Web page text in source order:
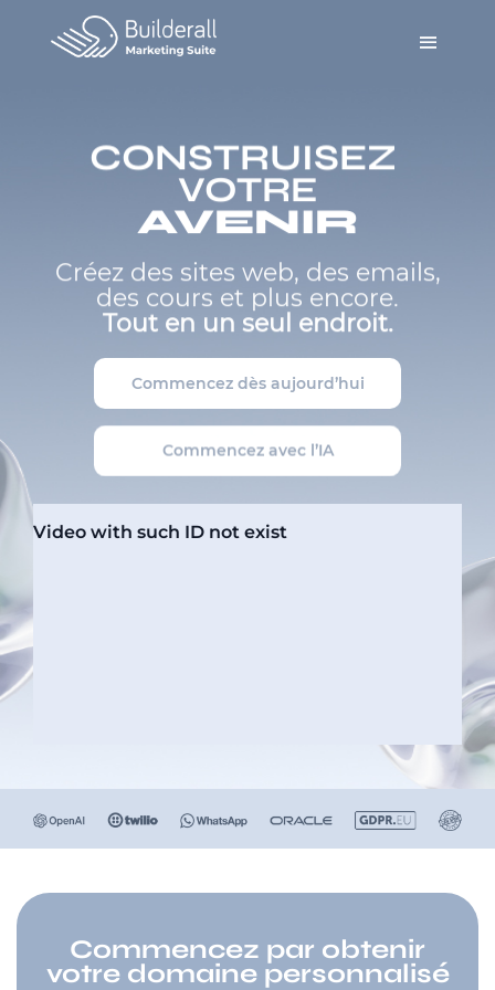
CONSTRUISEZ
VOTRE
AVENIR
Créez des sites web, des emails,
des cours et plus encore.
Tout en un seul endroit.
Commencez dès aujourd’hui
Commencez avec l’IA
Commencez par obtenir
votre domaine personnalisé